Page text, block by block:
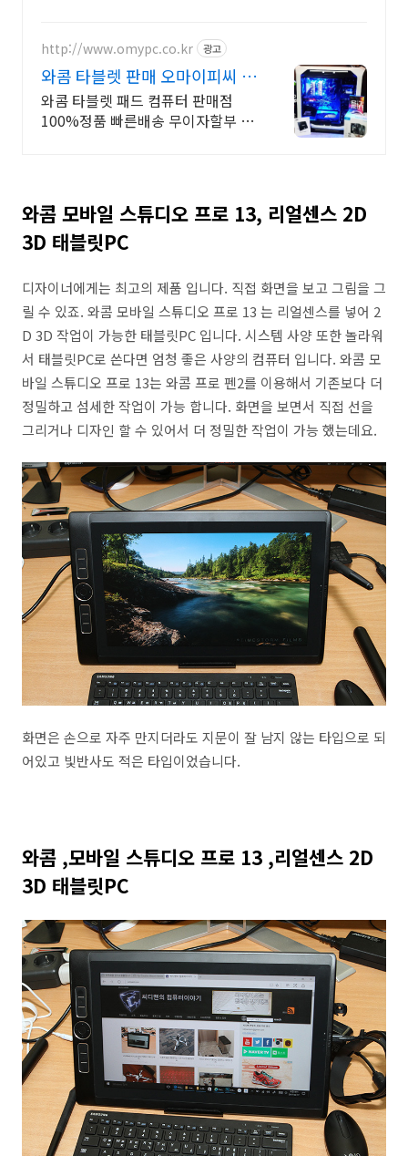
http://www.omypc.co.kr 광고
와콤 타블렛 판매 오마이피씨 믿
을수 있는 24년차 쇼핑몰
와콤 타블렛 패드 컴퓨터 판매점
100%정품 빠른배송 무이자할부 할
와콤 모바일 스튜디오 프로 13, 리얼센스 2D
3D 태블릿PC
디자이너에게는 최고의 제품 입니다. 직접 화면을 보고 그림을 그
릴 수 있죠. 와콤 모바일 스튜디오 프로 13 는 리얼센스를 넣어 2
D 3D 작업이 가능한 태블릿PC 입니다. 시스템 사양 또한 놀라워
서 태블릿PC로 쓴다면 엄청 좋은 사양의 컴퓨터 입니다. 와콤 모
바일 스튜디오 프로 13는 와콤 프로 펜2를 이용해서 기존보다 더
정밀하고 섬세한 작업이 가능 합니다. 화면을 보면서 직접 선을
그리거나 디자인 할 수 있어서 더 정밀한 작업이 가능 했는데요.
화면은 손으로 자주 만지더라도 지문이 잘 남지 않는 타입으로 되
어있고 빛반사도 적은 타입이었습니다.
와콤 ,모바일 스튜디오 프로 13 ,리얼센스 2D
3D 태블릿PC